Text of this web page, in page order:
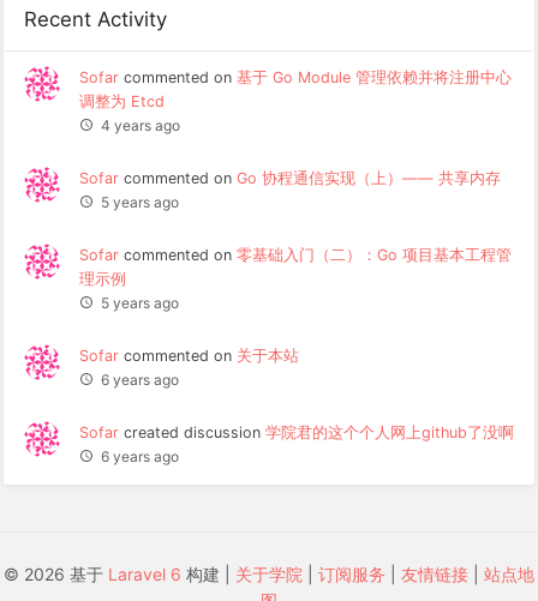
Recent Activity
Sofar commented on 基于 Go Module 管理依赖并将注册中心
调整为 Etcd
4 years ago
Sofar commented on Go 协程通信实现（上）—— 共享内存
5 years ago
Sofar commented on 零基础入门（二）：Go 项目基本工程管
理示例
5 years ago
Sofar commented on 关于本站
6 years ago
Sofar created discussion 学院君的这个个人网上github了没啊
6 years ago
© 2026 基于 Laravel 6 构建 | 关于学院 订阅服务 友情链接
站点地